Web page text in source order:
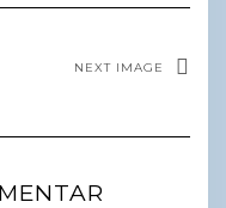
NEXT IMAGE